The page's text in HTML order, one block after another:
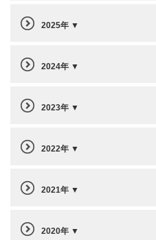
2025年
2024年
2023年
2022年
2021年
2020年